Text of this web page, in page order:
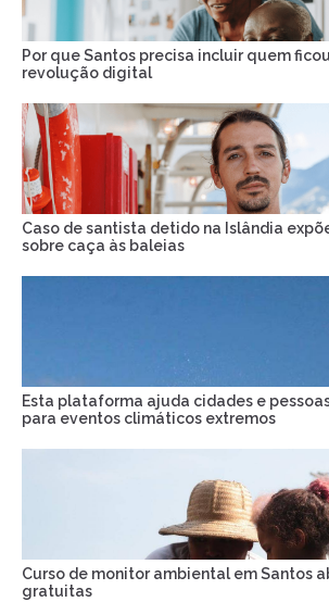
Por que Santos precisa incluir quem
revolução digital
Caso de santista detido na Islândia
sobre caça às baleias
Esta plataforma ajuda cidades e
para eventos climáticos extremos
Curso de monitor ambiental em Santos
gratuitas